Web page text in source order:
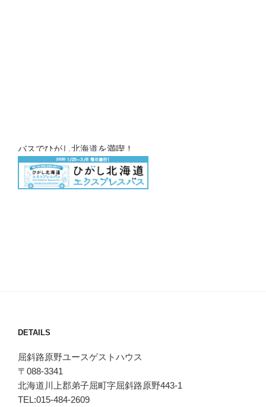
バスでひがし北海道を満喫！
DETAILS
屈斜路原野ユースゲストハウス
〒088-3341
北海道川上郡弟子屈町字屈斜路原野443-1
TEL:015-484-2609